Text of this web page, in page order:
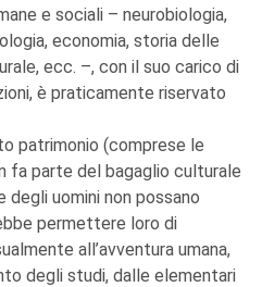
e sociali – neurobiologia,
economia, storia delle
ecc. –, con il suo carico di
è praticamente riservato
patrimonio (comprese le
fa parte del bagaglio culturale
uomini non possano
permettere loro di
all’avventura umana,
degli studi, dalle elementari